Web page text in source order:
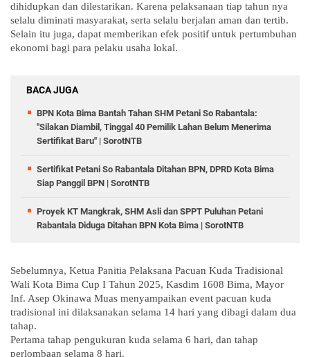
dihidupkan dan dilestarikan. Karena pelaksanaan tiap tahun nya
selalu diminati masyarakat, serta selalu berjalan aman dan tertib.
Selain itu juga, dapat memberikan efek positif untuk pertumbuhan
ekonomi bagi para pelaku usaha lokal.
BACA JUGA
BPN Kota Bima Bantah Tahan SHM Petani So Rabantala:
"Silakan Diambil, Tinggal 40 Pemilik Lahan Belum Menerima
Sertifikat Baru" | SorotNTB
Sertifikat Petani So Rabantala Ditahan BPN, DPRD Kota Bima
Siap Panggil BPN | SorotNTB
Proyek KT Mangkrak, SHM Asli dan SPPT Puluhan Petani
Rabantala Diduga Ditahan BPN Kota Bima | SorotNTB
Sebelumnya, Ketua Panitia Pelaksana Pacuan Kuda Tradisional
Wali Kota Bima Cup I Tahun 2025, Kasdim 1608 Bima, Mayor
Inf. Asep Okinawa Muas menyampaikan event pacuan kuda
tradisional ini dilaksanakan selama 14 hari yang dibagi dalam dua
tahap.
Pertama tahap pengukuran kuda selama 6 hari, dan tahap
perlombaan selama 8 hari.